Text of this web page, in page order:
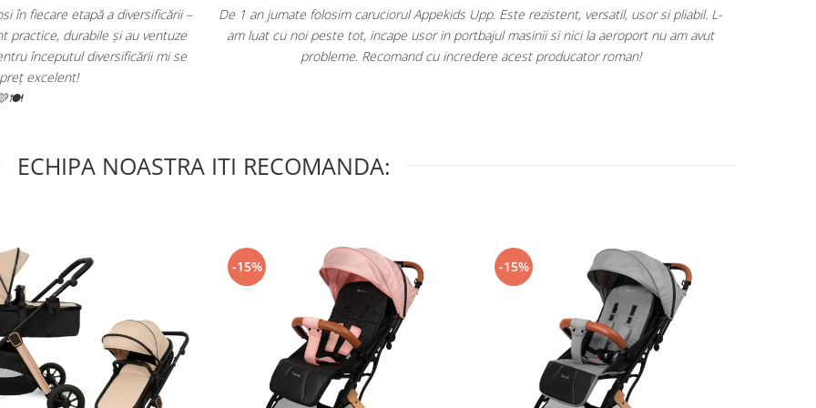
rezistent, versatil, usor si pliabil. L-
si nici la aeroport nu am avut
producator roman!
Recomand cu cel mai mare drag produsele celor de la KidsRetail! ❤️
Am inceput inca din primele luni de viata a fetitei cu balansoarul electric si continuam catre
seturile de diversificare, scaunul auto si caruciorul! 🫶
ECHIPA NOASTRA ITI RECOMANDA:
-15% -15%